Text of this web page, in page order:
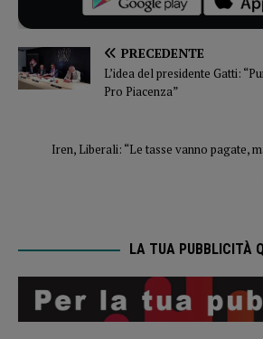
PRECEDENTE
L’idea del presidente Gatti:
Pro Piacenza”
Iren, Liberali: “Le tasse vanno pagate,
LA TUA PUBBLICITÀ